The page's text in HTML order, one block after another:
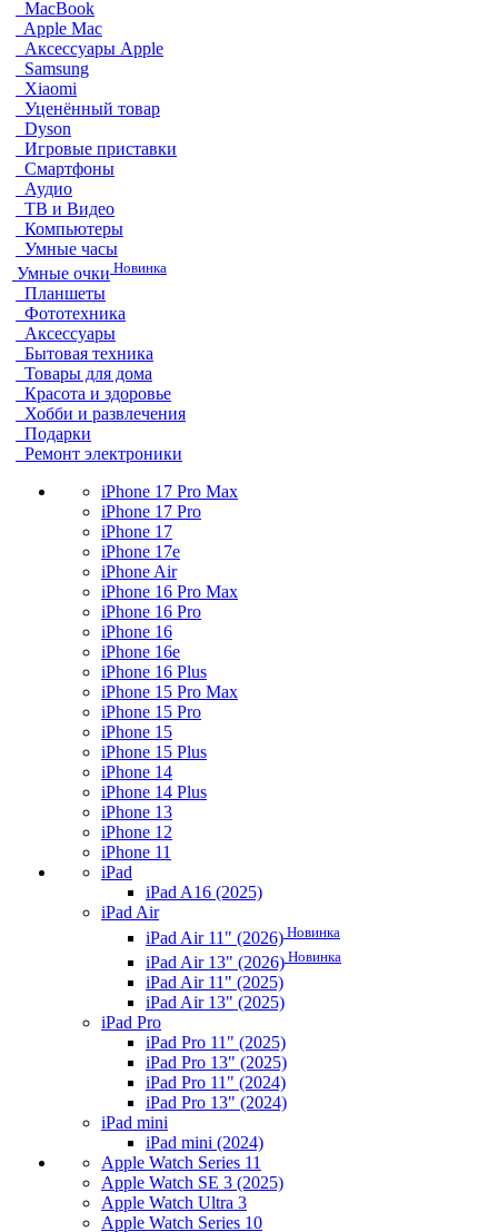
MacBook
Apple Mac
Аксессуары Apple
Samsung
Xiaomi
Уценённый товар
Dyson
Игровые приставки
Смартфоны
Аудио
ТВ и Видео
Компьютеры
Умные часы
Умные очки Новинка
Планшеты
Фототехника
Аксессуары
Бытовая техника
Товары для дома
Красота и здоровье
Хобби и развлечения
Подарки
Ремонт электроники
iPhone 17 Pro Max
iPhone 17 Pro
iPhone 17
iPhone 17e
iPhone Air
iPhone 16 Pro Max
iPhone 16 Pro
iPhone 16
iPhone 16e
iPhone 16 Plus
iPhone 15 Pro Max
iPhone 15 Pro
iPhone 15
iPhone 15 Plus
iPhone 14
iPhone 14 Plus
iPhone 13
iPhone 12
iPhone 11
iPad
iPad A16 (2025)
iPad Air
iPad Air 11" (2026) Новинка
iPad Air 13" (2026) Новинка
iPad Air 11" (2025)
iPad Air 13" (2025)
iPad Pro
iPad Pro 11" (2025)
iPad Pro 13" (2025)
iPad Pro 11" (2024)
iPad Pro 13" (2024)
iPad mini
iPad mini (2024)
Apple Watch Series 11
Apple Watch SE 3 (2025)
Apple Watch Ultra 3
Apple Watch Series 10